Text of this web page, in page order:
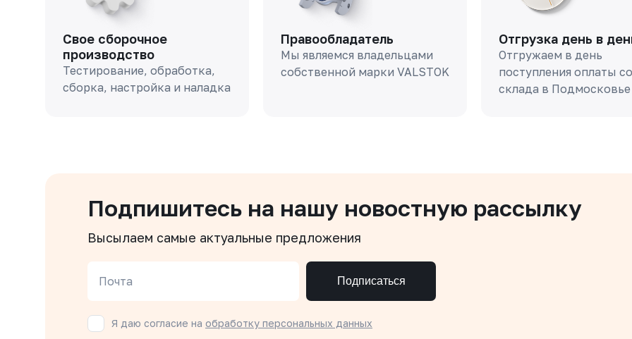
Свое сборочное
производство
Тестирование, обработка,
сборка, настройка и наладка
Правообладатель
Мы являемся владельцами
собственной марки VALSTOK
Отгрузка день в
Отгружаем в день
поступления оплаты со
склада в Подмосковье
Подпишитесь на нашу новостную рассылку
Высылаем самые актуальные предложения
Почта Подписаться
Я даю согласие на обработку персональных данных